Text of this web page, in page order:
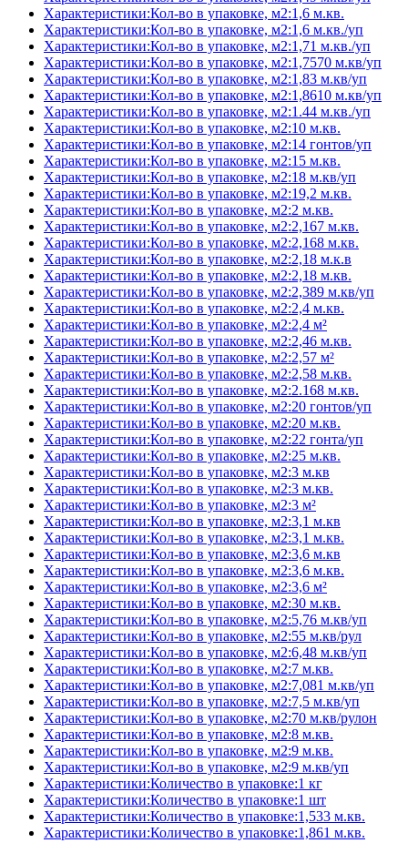
Характеристики:Кол-во в упаковке, м2:1,6 м.кв.
Характеристики:Кол-во в упаковке, м2:1,6 м.кв./уп
Характеристики:Кол-во в упаковке, м2:1,71 м.кв./уп
Характеристики:Кол-во в упаковке, м2:1,7570 м.кв/уп
Характеристики:Кол-во в упаковке, м2:1,83 м.кв/уп
Характеристики:Кол-во в упаковке, м2:1,8610 м.кв/уп
Характеристики:Кол-во в упаковке, м2:1.44 м.кв./уп
Характеристики:Кол-во в упаковке, м2:10 м.кв.
Характеристики:Кол-во в упаковке, м2:14 гонтов/уп
Характеристики:Кол-во в упаковке, м2:15 м.кв.
Характеристики:Кол-во в упаковке, м2:18 м.кв/уп
Характеристики:Кол-во в упаковке, м2:19,2 м.кв.
Характеристики:Кол-во в упаковке, м2:2 м.кв.
Характеристики:Кол-во в упаковке, м2:2,167 м.кв.
Характеристики:Кол-во в упаковке, м2:2,168 м.кв.
Характеристики:Кол-во в упаковке, м2:2,18 м.к.в
Характеристики:Кол-во в упаковке, м2:2,18 м.кв.
Характеристики:Кол-во в упаковке, м2:2,389 м.кв/уп
Характеристики:Кол-во в упаковке, м2:2,4 м.кв.
Характеристики:Кол-во в упаковке, м2:2,4 м²
Характеристики:Кол-во в упаковке, м2:2,46 м.кв.
Характеристики:Кол-во в упаковке, м2:2,57 м²
Характеристики:Кол-во в упаковке, м2:2,58 м.кв.
Характеристики:Кол-во в упаковке, м2:2.168 м.кв.
Характеристики:Кол-во в упаковке, м2:20 гонтов/уп
Характеристики:Кол-во в упаковке, м2:20 м.кв.
Характеристики:Кол-во в упаковке, м2:22 гонта/уп
Характеристики:Кол-во в упаковке, м2:25 м.кв.
Характеристики:Кол-во в упаковке, м2:3 м.кв
Характеристики:Кол-во в упаковке, м2:3 м.кв.
Характеристики:Кол-во в упаковке, м2:3 м²
Характеристики:Кол-во в упаковке, м2:3,1 м.кв
Характеристики:Кол-во в упаковке, м2:3,1 м.кв.
Характеристики:Кол-во в упаковке, м2:3,6 м.кв
Характеристики:Кол-во в упаковке, м2:3,6 м.кв.
Характеристики:Кол-во в упаковке, м2:3,6 м²
Характеристики:Кол-во в упаковке, м2:30 м.кв.
Характеристики:Кол-во в упаковке, м2:5,76 м.кв/уп
Характеристики:Кол-во в упаковке, м2:55 м.кв/рул
Характеристики:Кол-во в упаковке, м2:6,48 м.кв/уп
Характеристики:Кол-во в упаковке, м2:7 м.кв.
Характеристики:Кол-во в упаковке, м2:7,081 м.кв/уп
Характеристики:Кол-во в упаковке, м2:7,5 м.кв/уп
Характеристики:Кол-во в упаковке, м2:70 м.кв/рулон
Характеристики:Кол-во в упаковке, м2:8 м.кв.
Характеристики:Кол-во в упаковке, м2:9 м.кв.
Характеристики:Кол-во в упаковке, м2:9 м.кв/уп
Характеристики:Количество в упаковке:1 кг
Характеристики:Количество в упаковке:1 шт
Характеристики:Количество в упаковке:1,533 м.кв.
Характеристики:Количество в упаковке:1,861 м.кв.